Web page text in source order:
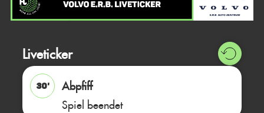
Liveticker
30'
Abpfiff
Spiel beendet